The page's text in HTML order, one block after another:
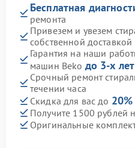
Бесплатная
ремонта
Привезем и увезем
собственной доставкой
Гарантия на наши
машин Beko до 3-х лет
Срочный ремонт
течении часа
Скидка для вас до 20%
Получите 1500 рублей
Оригинальные